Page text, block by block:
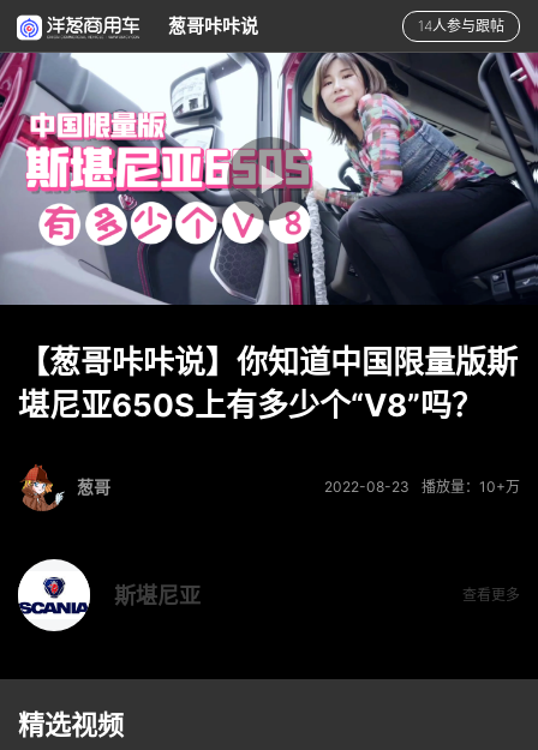
葱哥咔咔说 14人参与跟帖
【葱哥咔咔说】你知道中国限量版斯
堪尼亚650S上有多少个“V8”吗？
播放量：10+万
2022-08-23
葱哥
斯堪尼亚 查看更多
精选视频